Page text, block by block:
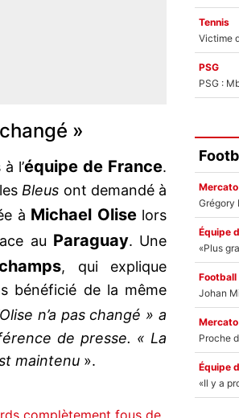
»
l’équipe de France.
Bleus ont demandé à
à Michael Oliselors
au Paraguay. Une
, qui explique
bénéficié de la même
n’a pas changé » a
de presse. « La
maintenu ».
Tennis
PSG
PSG :
Équipe
Football
Équipe